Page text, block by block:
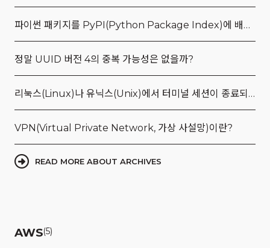
파이썬 패키지를 PyPI(Python Package Index)에 배포하는 방법부터 GitHub Actions를 통한 자동화까지
정말 UUID 버전 4의 중복 가능성은 없을까?
리눅스(Linux)나 유닉스(Unix)에서 터미널 세션이 종료되도 프로그램을 계속 실행하는 방법: nohup 튜토리얼
VPN(Virtual Private Network, 가상 사설망)이란?
READ MORE ABOUT ARCHIVES
AWS(5)